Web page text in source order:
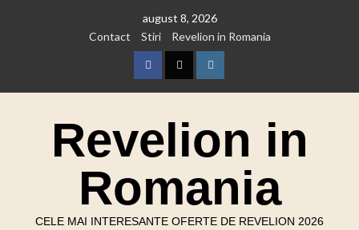
august 8, 2026
Contact
Stiri Revelion in Romania
FacebookTwitterInstagram
Revelion in
Romania
CELE MAI INTERESANTE OFERTE DE REVELION 2026